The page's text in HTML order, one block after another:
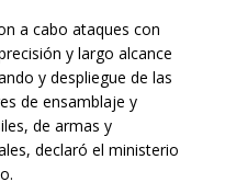
a cabo ataques con
y largo alcance
y despliegue de las
de ensamblaje y
de armas y
declaró el ministerio